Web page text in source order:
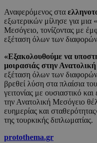
Αναφερόμενος στα
εξωτερικών μίλησε για μια
Μεσόγειο, τονίζοντας με
εξέταση όλων των
«Εξακολουθούμε να
μοιρασιάς στην
εξέταση όλων των
βρεθεί λύση στα πλαίσια
γειτονίας με ουσιαστικό
την Ανατολική Μεσόγειο
ευημερίας και
της τουρκικής διπλωματίας.
protothema.gr